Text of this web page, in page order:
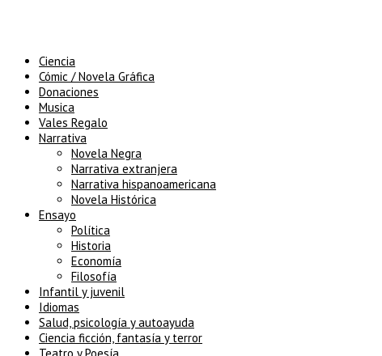
Ciencia
Cómic / Novela Gráfica
Donaciones
Musica
Vales Regalo
Narrativa
Novela Negra
Narrativa extranjera
Narrativa hispanoamericana
Novela Histórica
Ensayo
Política
Historia
Economía
Filosofía
Infantil y juvenil
Idiomas
Salud, psicología y autoayuda
Ciencia ficción, fantasía y terror